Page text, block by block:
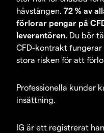
hävstången. 72 % av
förlorar pengar på
leverantören. Du bör
CFD-kontrakt
stora risken för att
Professionella kunder
insättning.
IG är ett registrerat